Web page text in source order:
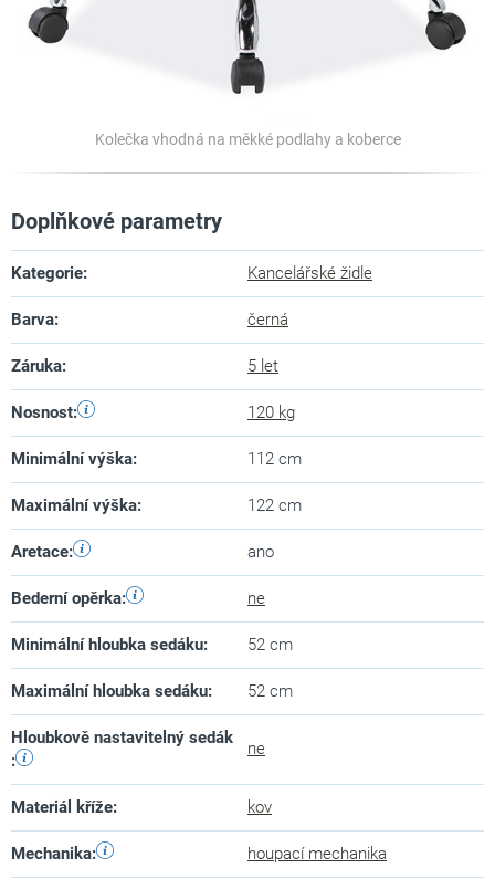
Kolečka vhodná na měkké podlahy a koberce
Doplňkové parametry
Kategorie: Kancelářské židle
Barva: černá
Záruka: 5 let
Nosnost: 120 kg
Minimální výška: 112 cm
Maximální výška: 122 cm
Aretace: ano
Bederní opěrka: ne
Minimální hloubka sedáku: 52 cm
Maximální hloubka sedáku: 52 cm
Hloubkově nastavitelný sedák
:
ne
Materiál kříže: kov
Mechanika: houpací mechanika